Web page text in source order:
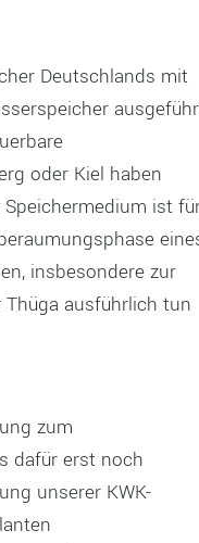
Deutschlands mit
oder Kiel haben
ist
insbesondere zur
ausführlich tun
zum
dafür erst noch
unserer KWK-